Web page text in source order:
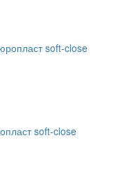
soft-close